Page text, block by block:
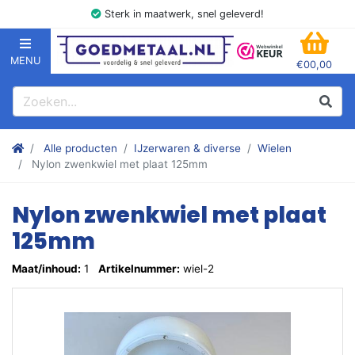
Sterk in maatwerk, snel geleverd!
MENU
GOEDMETAAL.NL
€00,00
Zoeken
Zoek
Stalen kokers, hoekstaal, Balk, Buizen Plat, Strippen, Plaat en
Alle producten IJzerwaren & diverse
Wielen
Nylon zwenkwiel met plaat 125mm
Nylon zwenkwiel met plaat
125mm
Maat/inhoud: 1 Artikelnummer: wiel-2